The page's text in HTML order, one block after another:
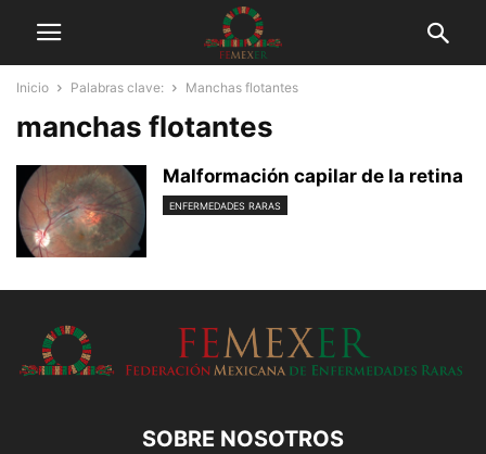
Inicio Palabras clave: Manchas flotantes
manchas flotantes
Malformación capilar de la retina
ENFERMEDADES RARAS
SOBRE NOSOTROS